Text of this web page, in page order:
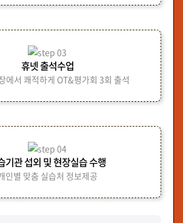
휴넷 출석수업
에서 쾌적하게 OT&평가회 3회 출석
기관 섭외 및 현장실습 수행
인별 맞춤 실습처 정보제공